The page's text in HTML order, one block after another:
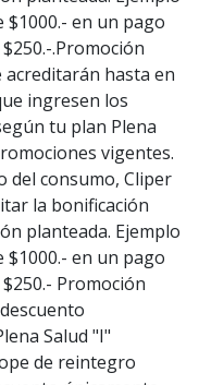
en un pago
.Promoción
acreditarán hasta en
ingresen los
tu plan Plena
vigentes.
del consumo, Cliper
la bonificación
planteada. Ejemplo
en un pago
Promoción
Salud "I"
de reintegro